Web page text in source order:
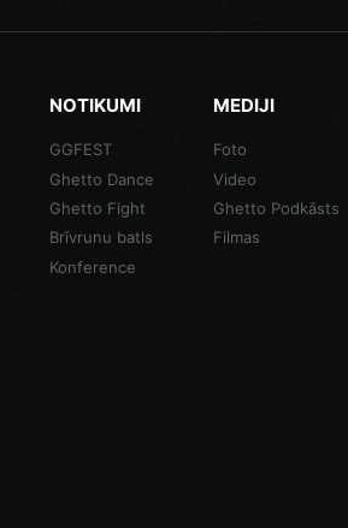
NOTIKUMI
GGFEST
Ghetto Dance
Ghetto Fight
Brīvrunu batls
Konference
MEDIJI
Foto
Video
Ghetto Podkāsts
Filmas